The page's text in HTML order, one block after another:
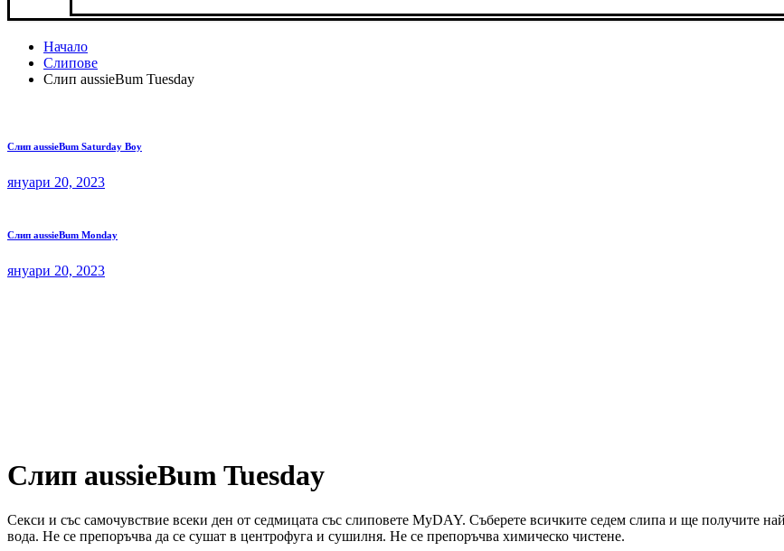
Начало
Слипове
Слип aussieBum Tuesday
Слип aussieBum Saturday Boy
януари 20, 2023
Слип aussieBum Monday
януари 20, 2023
Слип aussieBum Tuesday
Секси и със самочувствие всеки ден от седмицата със слиповете MyDAY. Съберете всичките седем слипа и ще получите
вода. Не се препоръчва да се сушат в центрофуга и сушилня. Не се препоръчва химическо чистене.